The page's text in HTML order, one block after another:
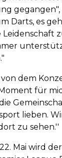
gegangen",
Darts, es
Leidenschaft
dem
für
lieben.
zu sehen.''
Mai wird